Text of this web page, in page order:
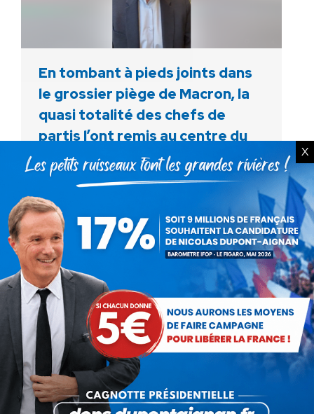
En tombant à pieds joints dans
le grossier piège de Macron, la
quasi totalité des chefs de
partis l’ont remis au centre du
jeu.
Actualités ParDebout La France
1 septembre 2023
Aux fous ! Ce qui devait arriver est arrivé ! En
tombant à pieds joints dans le grossier piège
de Macron, la quasi totalité des chefs de
partis l’ont remis…
X